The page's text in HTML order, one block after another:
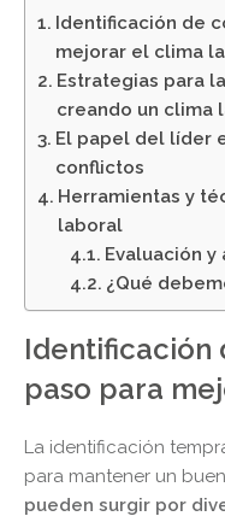
Identificación de
mejorar el clima
Estrategias para
creando un clima
El papel del líder
conflictos
Herramientas y
laboral
Evaluación
¿Qué
Identificación
paso para
La identificación
para mantener un
pueden surgir por